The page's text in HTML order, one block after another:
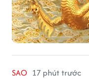
SAO 17 phút trước